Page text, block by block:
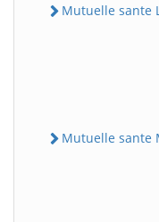
Mutuelle sante
Mutuelle sante